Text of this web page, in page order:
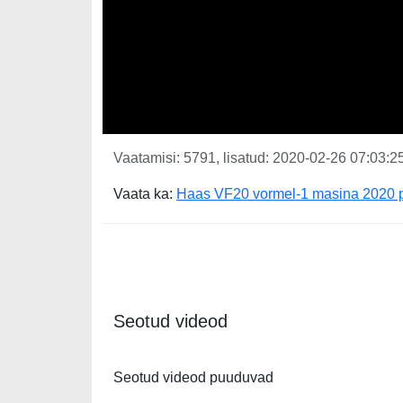
Vaatamisi: 5791, lisatud: 2020-02-26
Vaata ka: Haas VF20 vormel-1 masina 2020
Seotud videod
Seotud videod puuduvad